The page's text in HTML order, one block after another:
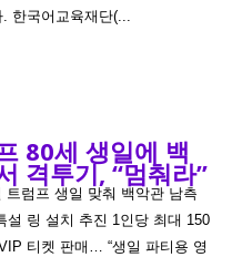
한국어교육재단(...
80세 생일에 백
격투기, “멈춰라”
트럼프 생일 맞춰 백악관 남측
설 링 설치 추진 1인당 최대 150
티켓 판매… “생일 파티용 영